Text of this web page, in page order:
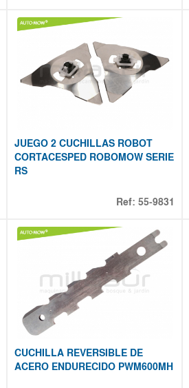
JUEGO 2 CUCHILLAS ROBOT
CORTACESPED ROBOMOW SERIE
RS
Ref:55-9831
CUCHILLA REVERSIBLE DE
ACERO ENDURECIDO PWM600MH